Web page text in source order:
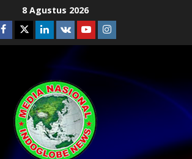
8 Agustus 2026
Facebook
TwitterLinkedin
VK YoutubeInstagram